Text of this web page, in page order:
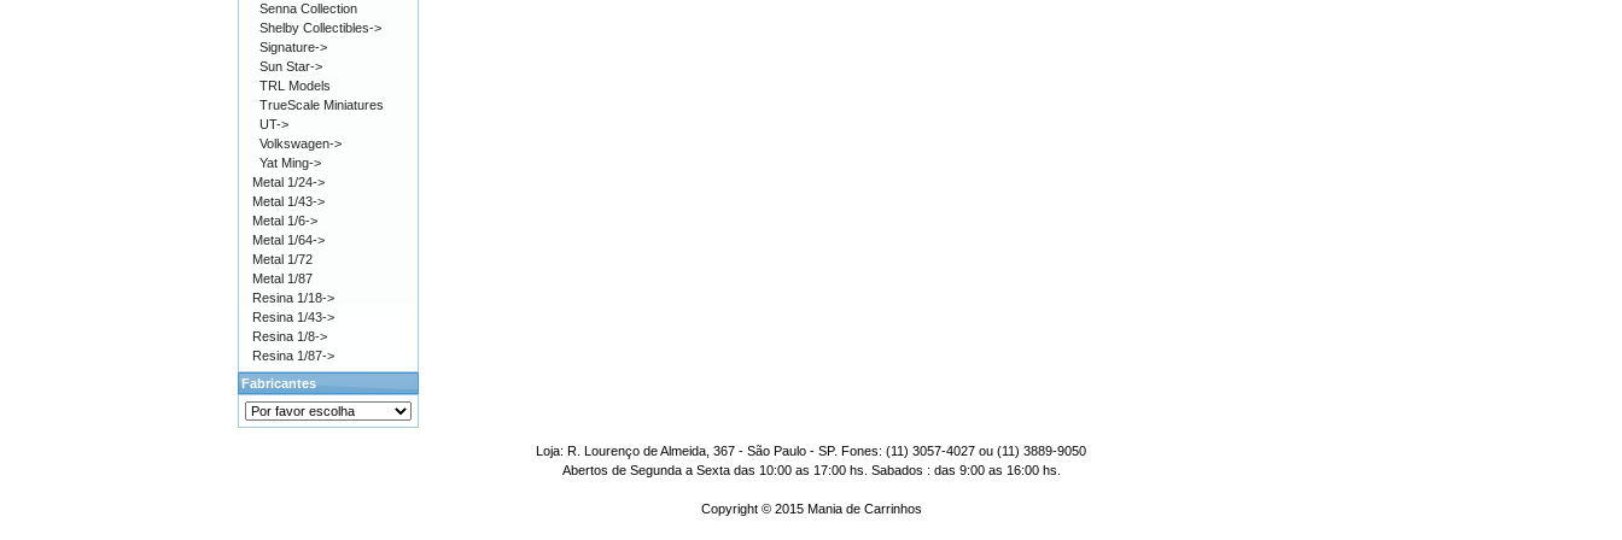
Senna Collection
Shelby Collectibles->
Signature->
Sun Star->
TRL Models
TrueScale Miniatures
UT->
Volkswagen->
Yat Ming->
Metal 1/24->
Metal 1/43->
Metal 1/6->
Metal 1/64->
Metal 1/72
Metal 1/87
Resina 1/18->
Resina 1/43->
Resina 1/8->
Resina 1/87->
Fabricantes
Loja: R. Lourenço de Almeida, 367 - São Paulo - SP. Fones: (11) 3057-4027 ou (11) 3889-9050
Abertos de Segunda a Sexta das 10:00 as 17:00 hs. Sabados : das 9:00 as 16:00 hs.
Copyright © 2015 Mania de Carrinhos